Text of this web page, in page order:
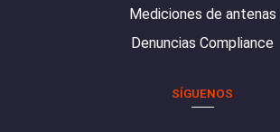
Mediciones de antenas
Denuncias Compliance
SÍGUENOS